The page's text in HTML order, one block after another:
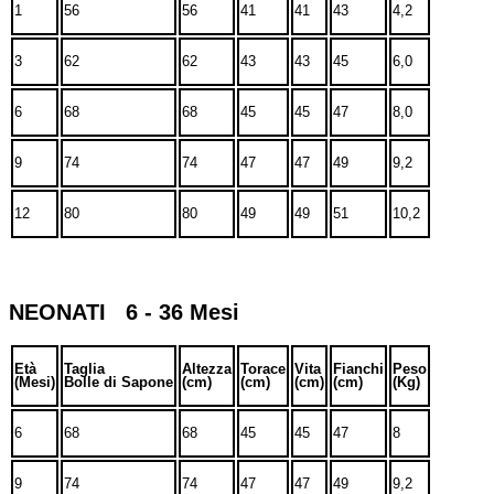
1 56 56 41 41 43 4,2
3 62 62 43 43 45 6,0
6 68 68 45 45 47 8,0
9 74 74 47 47 49 9,2
12 80 80 49 49 51 10,2
NEONATI 6 - 36 Mesi
Età
(Mesi)
Taglia
Bolle di Sapone
Altezza
(cm)
Torace
(cm)
Vita
(cm)
Fianchi
(cm)
Peso
(Kg)
6 68 68 45 45 47 8
9 74 74 47 47 49 9,2